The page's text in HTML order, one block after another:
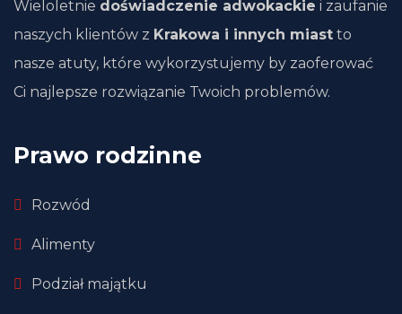
Wieloletnie doświadczenie adwokackie i zaufanie
naszych klientów z Krakowa i innych miast to
nasze atuty, które wykorzystujemy by zaoferować
Ci najlepsze rozwiązanie Twoich problemów.
Prawo rodzinne
Rozwód
Alimenty
Podział majątku